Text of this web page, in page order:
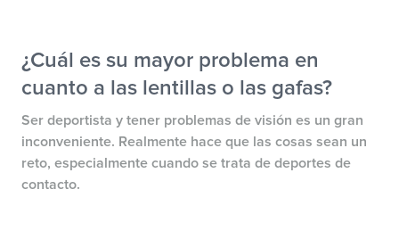
¿Cuál es su mayor problema en
cuanto a las lentillas o las gafas?
Ser deportista y tener problemas de visión es un gran
inconveniente. Realmente hace que las cosas sean un
reto, especialmente cuando se trata de deportes de
contacto.